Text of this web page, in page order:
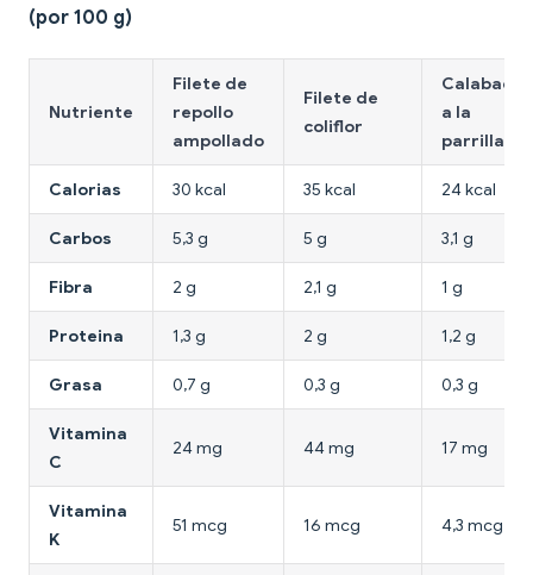
(por 100 g)
Nutriente
Filete de
repollo
ampollado
Filete de
coliflor
Calabacin
a la
parrilla
Calorias 30 kcal 35 kcal 24 kcal
Carbos 5,3 g 5 g 3,1 g
Fibra 2 g 2,1 g 1 g
Proteina 1,3 g 2 g 1,2 g
Grasa 0,7 g 0,3 g 0,3 g
Vitamina
C
24 mg 44 mg 17 mg
Vitamina
K
51 mcg 16 mcg 4,3 mcg